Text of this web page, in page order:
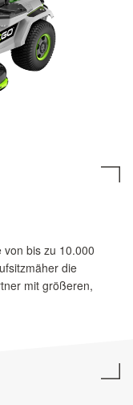
von bis zu 10.000
die
mit größeren,